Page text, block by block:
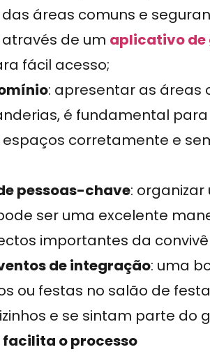
áreas comuns e
de um aplicativo de
fácil acesso;
: apresentar as áreas
é fundamental
espaços corretamente e
pessoas-chave:
ser uma excelente
importantes da
de integração: uma
ou festas no salão de
e se sintam parte do
o processo